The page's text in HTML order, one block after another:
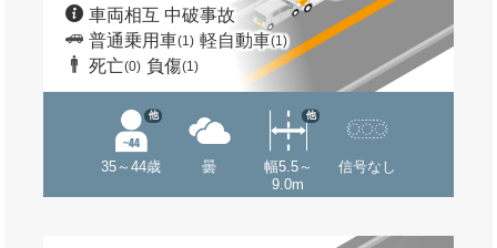
車両相互 中破事故
普通乗用車(1) 軽自動車(1)
死亡(0) 負傷(1)
35～44歳
他
曇
幅5.5～
9.0m
他
信号なし